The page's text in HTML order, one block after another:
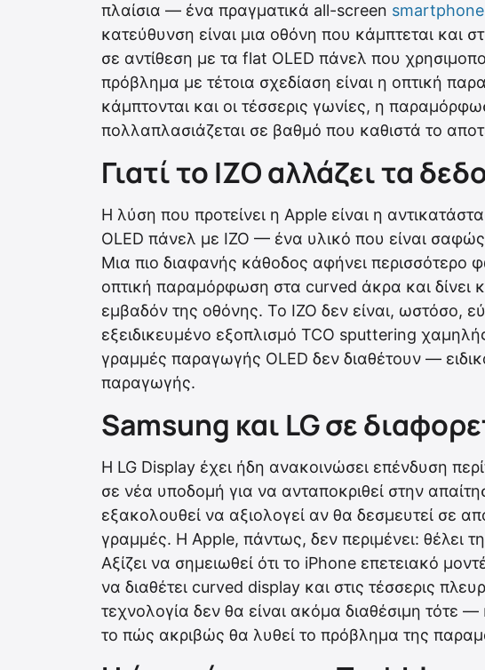
πλαίσια — ένα πραγματικά all-screen smartphone
κατεύθυνση είναι μια οθόνη που κάμπτεται και
σε αντίθεση με τα flat OLED πάνελ που
πρόβλημα με τέτοια σχεδίαση είναι η οπτική
κάμπτονται και οι τέσσερις γωνίες, η
πολλαπλασιάζεται σε βαθμό που καθιστά το
Γιατί το IZO αλλάζει τα
Η λύση που προτείνει η Apple είναι η
OLED πάνελ με IZO — ένα υλικό που είναι
Μια πιο διαφανής κάθοδος αφήνει περισσότερο
οπτική παραμόρφωση στα curved άκρα και δίνει
εμβαδόν της οθόνης. Το IZO δεν είναι, ωστόσο,
εξειδικευμένο εξοπλισμό TCO sputtering
γραμμές παραγωγής OLED δεν διαθέτουν —
παραγωγής.
Samsung και LG σε
Η LG Display έχει ήδη ανακοινώσει επένδυση
σε νέα υποδομή για να ανταποκριθεί στην
εξακολουθεί να αξιολογεί αν θα δεσμευτεί σε
γραμμές. Η Apple, πάντως, δεν περιμένει: θέλει
Αξίζει να σημειωθεί ότι το iPhone επετειακό
να διαθέτει curved display και στις τέσσερις
τεχνολογία δεν θα είναι ακόμα διαθέσιμη τότε —
το πώς ακριβώς θα λυθεί το πρόβλημα της